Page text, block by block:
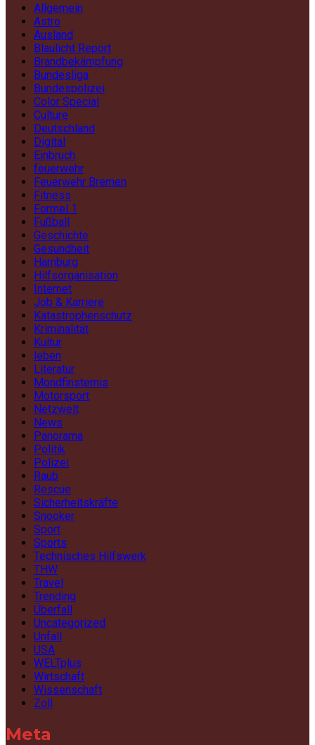
Allgemein
Astro
Ausland
Blaulicht Report
Brandbekämpfung
Bundesliga
Bundespolizei
Color Special
Culture
Deutschland
Digital
Einbruch
feuerwehr
Feuerwehr Bremen
Fitness
Formel 1
Fußball
Geschichte
Gesundheit
Hamburg
Hilfsorganisation
Internet
Job & Karriere
Katastrophenschutz
Kriminalität
Kultur
leben
Literatur
Mondfinsternis
Motorsport
Netzwelt
News
Panorama
Politik
Polizei
Raub
Rescue
Sicherheitskräfte
Snooker
Sport
Sports
Technisches Hilfswerk
THW
Travel
Trending
Überfall
Uncategorized
Unfall
USA
WELTplus
Wirtschaft
Wissenschaft
Zoll
Meta